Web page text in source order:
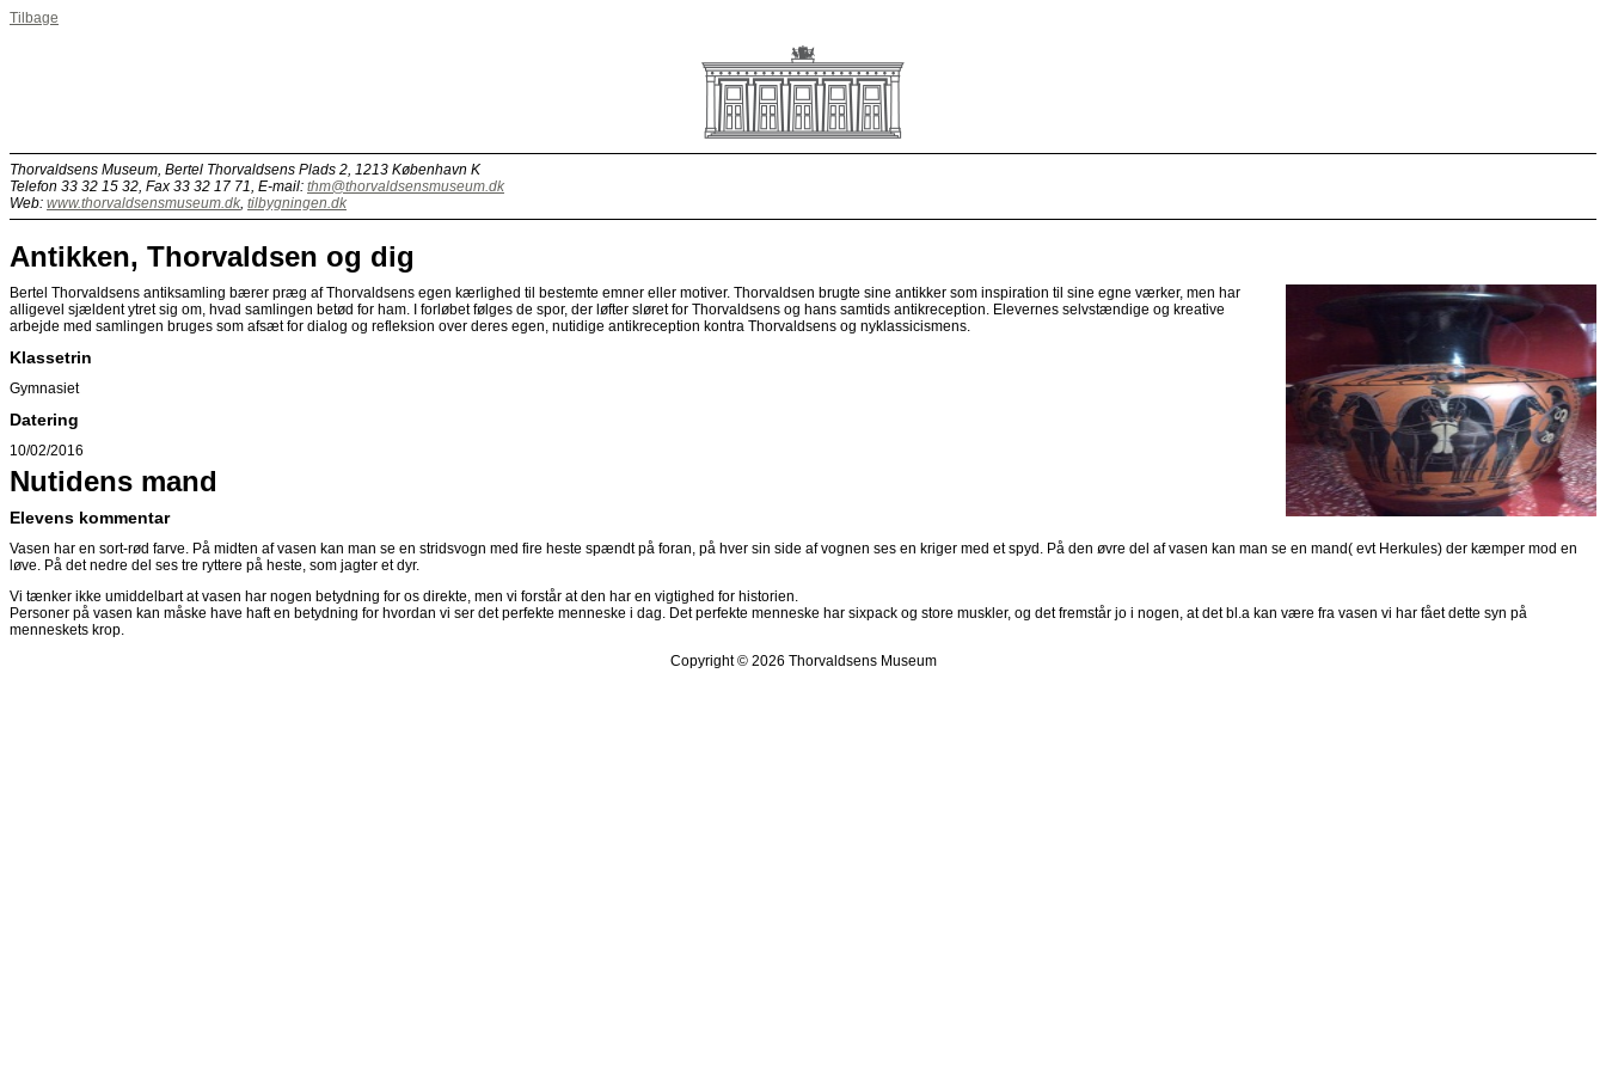
Tilbage
Thorvaldsens Museum, Bertel Thorvaldsens Plads 2, 1213 København K
Telefon 33 32 15 32, Fax 33 32 17 71, E-mail: thm@thorvaldsensmuseum.dk
Web: www.thorvaldsensmuseum.dk, tilbygningen.dk
Antikken, Thorvaldsen og dig
Bertel Thorvaldsens antiksamling bærer præg af Thorvaldsens egen kærlighed til bestemte emner eller motiver. Thorvaldsen brugte sine antikker som inspiration til sine egne værker, men har
alligevel sjældent ytret sig om, hvad samlingen betød for ham. I forløbet følges de spor, der løfter sløret for Thorvaldsens og hans samtids antikreception. Elevernes selvstændige og kreative
arbejde med samlingen bruges som afsæt for dialog og refleksion over deres egen, nutidige antikreception kontra Thorvaldsens og nyklassicismens.
Klassetrin
Gymnasiet
Datering
10/02/2016
Nutidens mand
Elevens kommentar
Vasen har en sort-rød farve. På midten af vasen kan man se en stridsvogn med fire heste spændt på foran, på hver sin side af vognen ses en kriger med et spyd. På den øvre del af vasen kan man se en mand( evt Herkules) der kæmper mod en
løve. På det nedre del ses tre ryttere på heste, som jagter et dyr.
Vi tænker ikke umiddelbart at vasen har nogen betydning for os direkte, men vi forstår at den har en vigtighed for historien.
Personer på vasen kan måske have haft en betydning for hvordan vi ser det perfekte menneske i dag. Det perfekte menneske har sixpack og store muskler, og det fremstår jo i nogen, at det bl.a kan være fra vasen vi har fået dette syn på
menneskets krop.
Copyright © 2026 Thorvaldsens Museum